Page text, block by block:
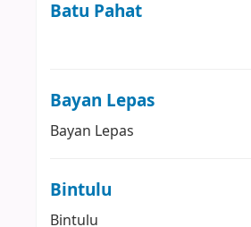
Batu Pahat
Bayan Lepas
Bayan Lepas
Bintulu
Bintulu